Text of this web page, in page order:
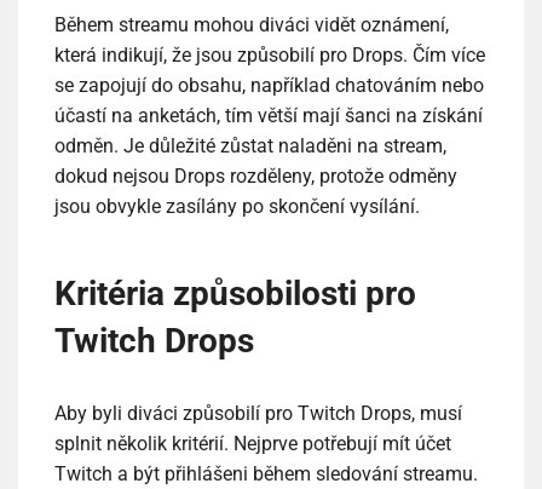
Během streamu mohou diváci vidět oznámení,
která indikují, že jsou způsobilí pro Drops. Čím více
se zapojují do obsahu, například chatováním nebo
účastí na anketách, tím větší mají šanci na získání
odměn. Je důležité zůstat naladěni na stream,
dokud nejsou Drops rozděleny, protože odměny
jsou obvykle zasílány po skončení vysílání.
Kritéria způsobilosti pro
Twitch Drops
Aby byli diváci způsobilí pro Twitch Drops, musí
splnit několik kritérií. Nejprve potřebují mít účet
Twitch a být přihlášeni během sledování streamu.